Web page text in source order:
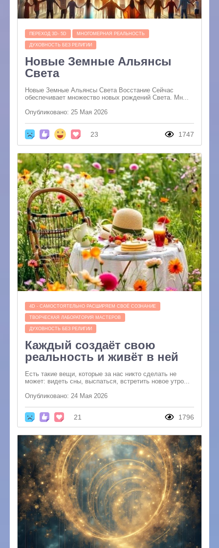
ПЕРЕХОД 3D- 5D МНОГОМЕРНАЯ РЕАЛЬНОСТЬ
ДУХОВНОСТЬ БЕЗ РЕЛИГИИ
Новые Земные Альянсы
Света
Новые Земные Альянсы Света Восстание Сейчас
обеспечивает множество новых рождений Света. Мн...
Опубликовано: 25 Мая 2026
23 1747
4D - САМОСТОЯТЕЛЬНО РАСШИРЯЕМ СВОЁ СОЗНАНИЕ
ТВОРЧЕСКАЯ ЛАБОРАТОРИЯ МАСТЕРОВ
ДУХОВНОСТЬ БЕЗ РЕЛИГИИ
Каждый создаёт свою
реальность и живёт в ней
Есть такие вещи, которые за нас никто сделать не
может: видеть сны, выспаться, встретить новое утро...
Опубликовано: 24 Мая 2026
21 1796